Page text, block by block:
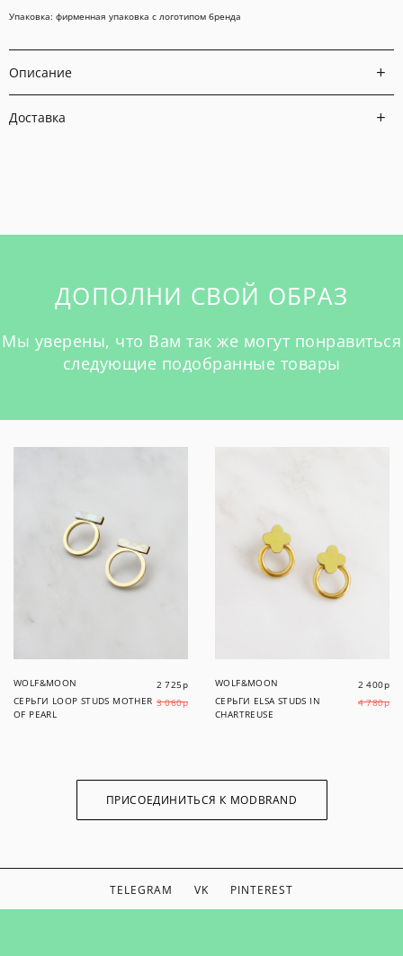
Упаковка: фирменная упаковка с логотипом бренда
Описание
Доставка
ДОПОЛНИ СВОЙ ОБРАЗ
Мы уверены, что Вам так же могут понравиться
следующие подобранные товары
WOLF&MOON 2 725р
СЕРЬГИ LOOP STUDS MOTHER
OF PEARL
3 060р
WOLF&MOON 2 400р
СЕРЬГИ ELSA STUDS IN
CHARTREUSE
4 780р
ПРИСОЕДИНИТЬСЯ К MODBRAND
TELEGRAM VK PINTEREST